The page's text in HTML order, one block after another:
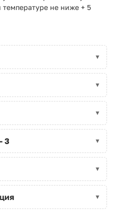
не ниже + 5
3